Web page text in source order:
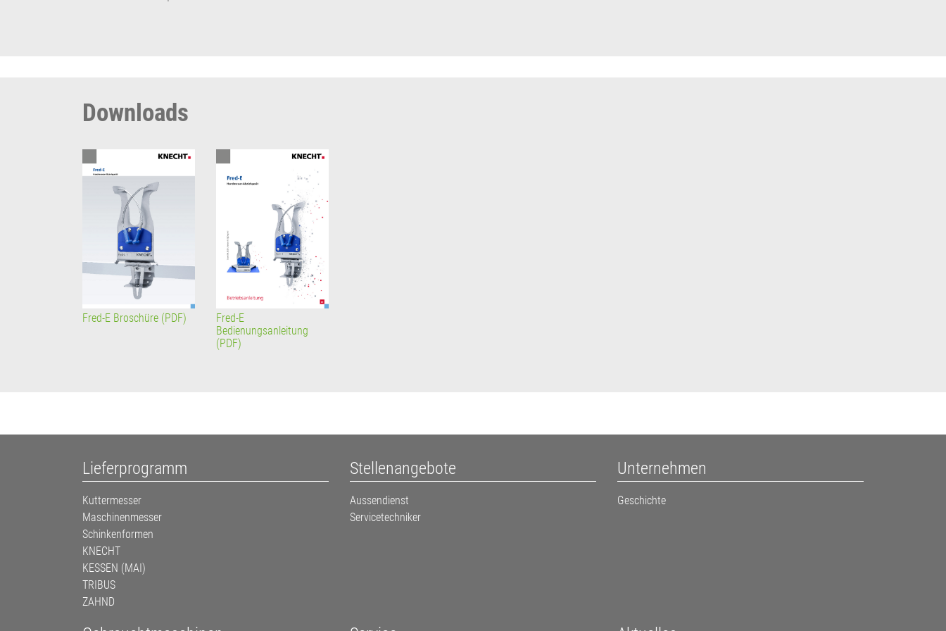
Downloads
Fred-E Broschüre (PDF)
Fred-E
Bedienungsanleitung
(PDF)
Lieferprogramm
Kuttermesser
Maschinenmesser
Schinkenformen
KNECHT
KESSEN (MAI)
TRIBUS
ZAHND
Stellenangebote
Aussendienst
Servicetechniker
Unternehmen
Geschichte